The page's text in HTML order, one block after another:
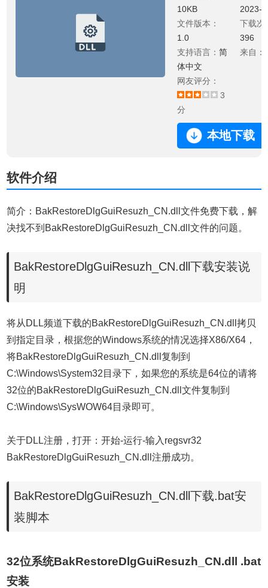
10KB
文件版本：
1.0
支持语言：简
体中文
网友评分：
3
分
2023-
下载次
396
来自：
本地下载
软件介绍
简介：BakRestoreDlgGuiResuzh_CN.dll文件免费下载，解
决找不到BakRestoreDlgGuiResuzh_CN.dll文件的问题。
BakRestoreDlgGuiResuzh_CN.dll下载安装说
明
将从DLL频道下载的BakRestoreDlgGuiResuzh_CN.dll拷贝
到指定目录，根据您的Windows系统的情况选择X86/X64，
将BakRestoreDlgGuiResuzh_CN.dll复制到
C:\Windows\System32目录下，如果您的系统是64位的请将
32位的BakRestoreDlgGuiResuzh_CN.dll文件复制到
C:\Windows\SysWOW64目录即可。
关于DLL注册，打开：开始-运行-输入regsvr32
BakRestoreDlgGuiResuzh_CN.dll注册成功。
BakRestoreDlgGuiResuzh_CN.dll下载.bat安
装脚本
32位系统BakRestoreDlgGuiResuzh_CN.dll .bat
安装